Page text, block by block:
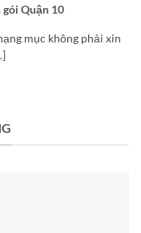
Quận 10
mục không phải xin